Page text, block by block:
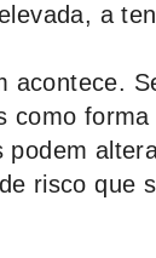
a
acontece.
risco que